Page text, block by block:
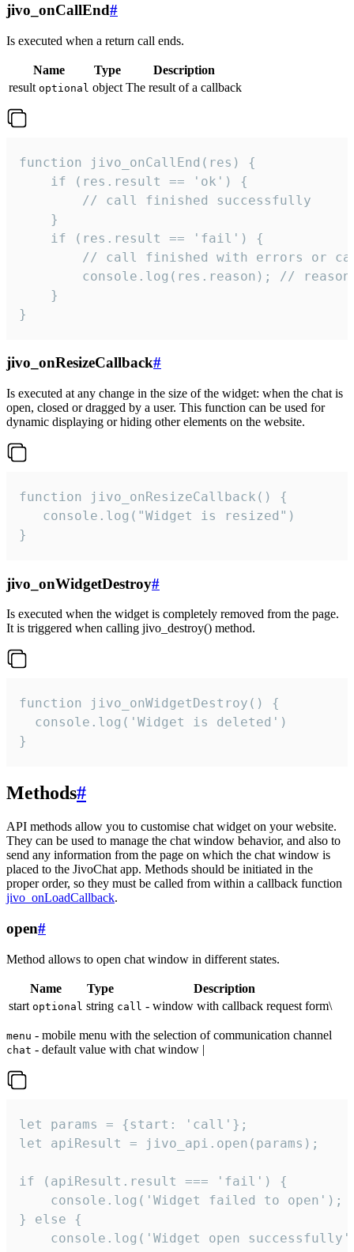
jivo_onCallEnd#
Is executed when a return call ends.
Name Type
Description
result optional object The result of a callback
function jivo_onCallEnd(res) {
    if (res.result == 'ok') {
        // call finished successfully
    }
    if (res.result == 'fail') {
// call finished with errors or
console.log(res.reason); //
    }
}
jivo_onResizeCallback#
Is executed at any change in the size of the widget: when the chat is
open, closed or dragged by a user. This function can be used for
dynamic displaying or hiding other elements on the website.
function jivo_onResizeCallback() {
   console.log("Widget is resized")
}
jivo_onWidgetDestroy#
Is executed when the widget is completely removed from the page.
It is triggered when calling jivo_destroy() method.
function jivo_onWidgetDestroy() {
  console.log('Widget is deleted')
}
Methods#
API methods allow you to customise chat widget on your website.
They can be used to manage the chat window behavior, and also to
send any information from the page on which the chat window is
placed to the JivoChat app. Methods should be initiated in the
proper order, so they must be called from within a callback function
jivo_onLoadCallback.
open#
Method allows to open chat window in different states.
Name Type
Description
start optional string call - window with callback request form\
menu - mobile menu with the selection of communication channel
chat - default value with chat window |
let params = {start: 'call'};
let apiResult = jivo_api.open(params);
if (apiResult.result === 'fail') {
    console.log('Widget failed to open');
} else {
console.log('Widget open